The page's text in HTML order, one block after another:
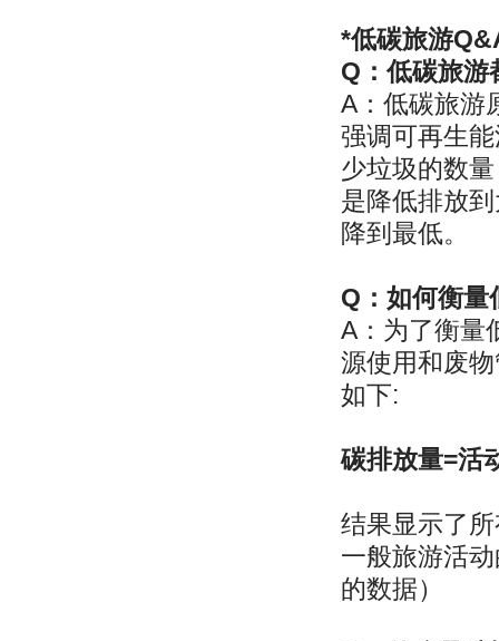
*低碳旅游
Q：低碳旅游
A：低碳旅游
强调可再生
少垃圾的数
是降低排放
降到最低。
Q：如何衡量
A：为了衡量
源使用和废
如下:
碳排放量=活
结果显示了
一般旅游活
的数据）